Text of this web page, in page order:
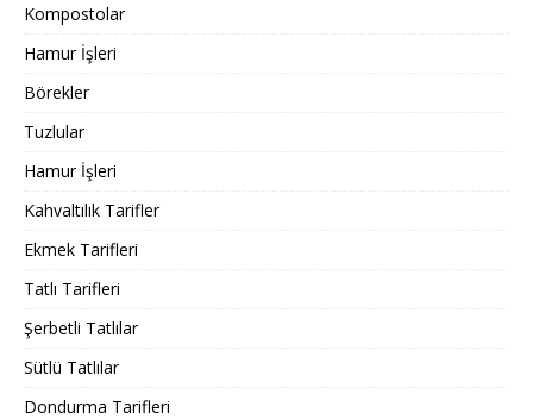
Kompostolar
Hamur İşleri
Börekler
Tuzlular
Hamur İşleri
Kahvaltılık Tarifler
Ekmek Tarifleri
Tatlı Tarifleri
Şerbetli Tatlılar
Sütlü Tatlılar
Dondurma Tarifleri